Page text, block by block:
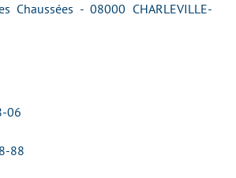
Chaussées - 08000 CHARLEVILLE-
06
88